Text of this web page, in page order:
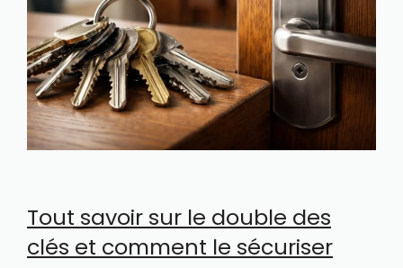
Tout savoir sur le double des
clés et comment le sécuriser